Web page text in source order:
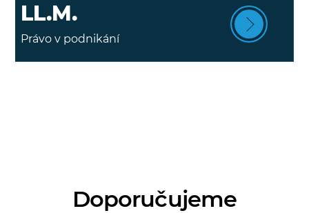
LL.M.
Právo v podnikání
Doporučujeme